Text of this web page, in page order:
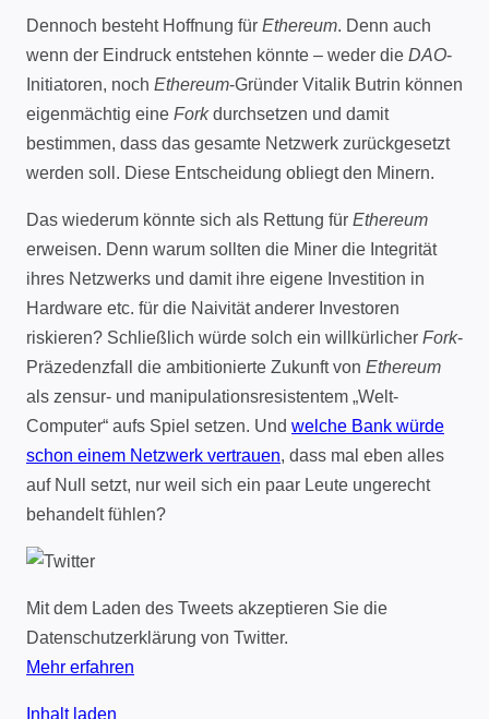
Dennoch besteht Hoffnung für Ethereum. Denn auch
wenn der Eindruck entstehen könnte – weder die DAO-
Initiatoren, noch Ethereum-Gründer Vitalik Butrin können
eigenmächtig eine Forkdurchsetzen und damit
bestimmen, dass das gesamte Netzwerk zurückgesetzt
werden soll. Diese Entscheidung obliegt den Minern.
Das wiederum könnte sich als Rettung für Ethereum
erweisen. Denn warum sollten die Miner die Integrität
ihres Netzwerks und damit ihre eigene Investition in
Hardware etc. für die Naivität anderer Investoren
riskieren? Schließlich würde solch ein willkürlicher Fork-
Präzedenzfall die ambitionierte Zukunft von Ethereum
als zensur- und manipulationsresistentem „Welt-
Computer“ aufs Spiel setzen. Und welche Bank würde
schon einem Netzwerk vertrauen, dass mal eben alles
auf Null setzt, nur weil sich ein paar Leute ungerecht
behandelt fühlen?
Mit dem Laden des Tweets akzeptieren Sie die
Datenschutzerklärung von Twitter.
Mehr erfahren
Inhalt laden